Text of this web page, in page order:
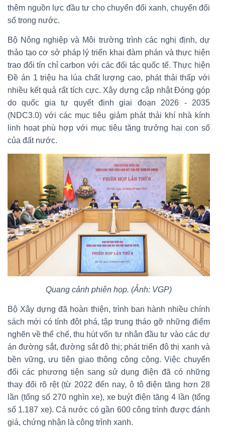
thêm nguồn lực đầu tư cho chuyển đổi xanh, chuyển đổi
số trong nước.
Bộ Nông nghiệp và Môi trường trình các nghị định, dự
thảo tạo cơ sở pháp lý triển khai đàm phán và thực hiện
trao đổi tín chỉ carbon với các đối tác quốc tế. Thực hiện
Đề án 1 triệu ha lúa chất lượng cao, phát thải thấp với
nhiều kết quả rất tích cực. Xây dựng cập nhật Đóng góp
do quốc gia tự quyết định giai đoạn 2026 - 2035
(NDC3.0) với các mục tiêu giảm phát thải khí nhà kính
linh hoạt phù hợp với mục tiêu tăng trưởng hai con số
của đất nước.
Quang cảnh phiên họp. (Ảnh: VGP)
Bộ Xây dựng đã hoàn thiện, trình ban hành nhiều chính
sách mới có tính đột phá, tập trung tháo gỡ những điểm
nghẽn về thể chế, thu hút vốn tư nhân đầu tư vào các dự
án đường sắt, đường sắt đô thị; phát triển đô thị xanh và
bền vững, ưu tiên giao thông công cộng. Việc chuyển
đổi các phương tiện sang sử dụng điện đã có những
thay đổi rõ rệt (từ 2022 đến nay, ô tô điện tăng hơn 28
lần (tổng số 270 nghìn xe), xe buýt điện tăng 4 lần (tổng
số 1.187 xe). Cả nước có gần 600 công trình được đánh
giá, chứng nhận là công trình xanh.